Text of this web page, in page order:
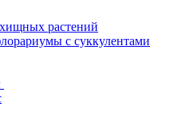
растений
с суккулентами